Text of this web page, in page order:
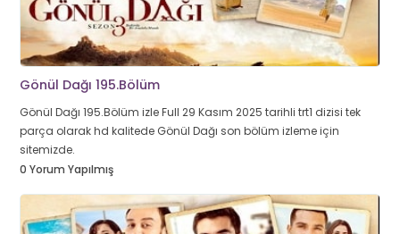
Gönül Dağı 195.Bölüm
Gönül Dağı 195.Bölüm izle Full 29 Kasım 2025 tarihli trt1 dizisi tek
parça olarak hd kalitede Gönül Dağı son bölüm izleme için
sitemizde.
0 Yorum Yapılmış